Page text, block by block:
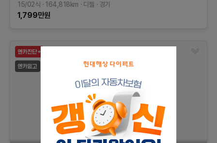
15/02식 164,818km 디젤 경기
1,799만원